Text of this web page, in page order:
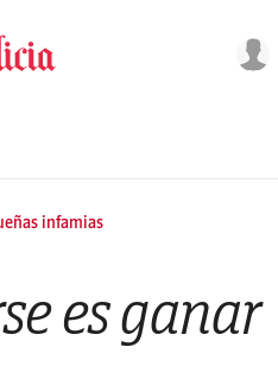
infamias
es ganar